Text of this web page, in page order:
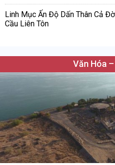
Linh Mục Ấn Độ Dấn Thân Cả
Cầu Liên Tôn
Văn Hóa